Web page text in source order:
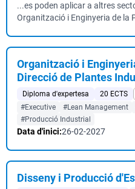
...es poden aplicar a altres
Organització i Enginyeria de la
Organització i
Direcció de Plantes
Diploma d'expertesa 20 ECTS
#Executive
#Lean Management
#Producció Industrial
Data d'inici:26-02-2027
Disseny i Producció